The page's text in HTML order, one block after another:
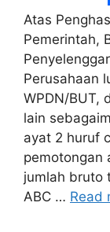
Atas
Pemerintah,
Perusahaan
WPDN/BUT,
lain
ayat 2 huruf
pemotongan
jumlah bruto
ABC … Read